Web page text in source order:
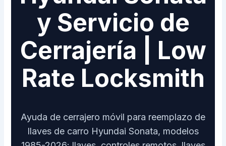
y Servicio de
Cerrajería | Low
Rate Locksmith
Ayuda de cerrajero móvil para reemplazo de
llaves de carro Hyundai Sonata, modelos